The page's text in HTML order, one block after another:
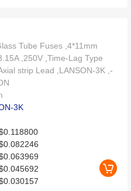
Tube Fuses ,4*11mm
,250V ,Time-Lag Type
strip Lead ,LANSON-3K ,-
3K